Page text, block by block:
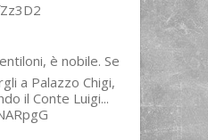
è nobile. Se
a Palazzo Chigi,
il Conte Luigi...